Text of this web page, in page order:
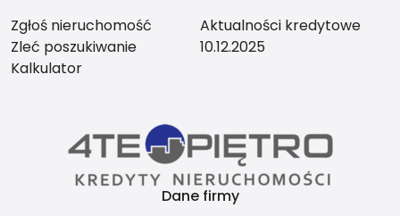
Zgłoś nieruchomość
Zleć poszukiwanie
Kalkulator
Aktualności kredytowe
10.12.2025
Dane firmy